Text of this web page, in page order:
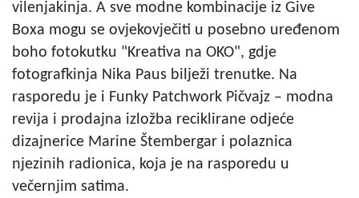
vilenjakinja. A sve modne kombinacije iz Give
Boxa mogu se ovjekovječiti u posebno uređenom
boho fotokutku "Kreativa na OKO", gdje
fotografkinja Nika Paus bilježi trenutke. Na
rasporedu je i Funky Patchwork Pičvajz – modna
revija i prodajna izložba reciklirane odjeće
dizajnerice Marine Štembergar i polaznica
njezinih radionica, koja je na rasporedu u
večernjim satima.